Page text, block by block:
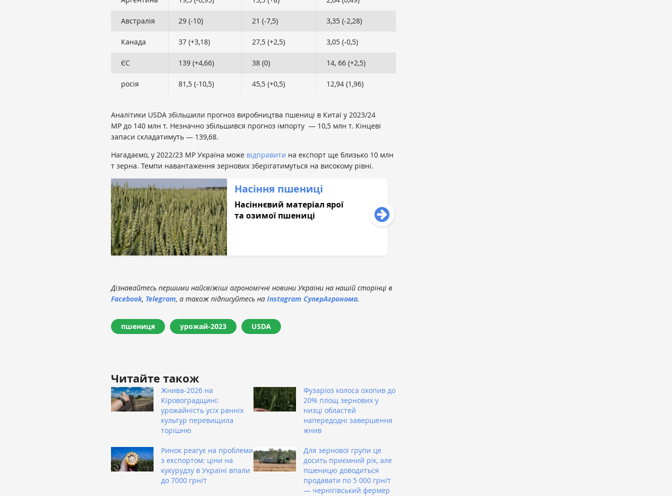
Австралія 29 (-10) 21 (-7,5) 3,35 (-2,28)
Канада 37 (+3,18) 27,5 (+2,5) 3,05 (-0,5)
ЄС 139 (+4,66) 38 (0) 14, 66 (+2,5)
росія 81,5 (-10,5) 45,5 (+0,5) 12,94 (1,96)
Аналітики USDA збільшили прогноз виробництва пшениці в Китаї у 2023/24
МР до 140 млн т. Незначно збільшився прогноз імпорту — 10,5 млн т. Кінцеві
запаси складатимуть — 139,68.
Нагадаємо, у 2022/23 МР Україна може відправити на експорт ще близько 10 млн
т зерна. Темпи навантаження зернових зберігатимуться на високому рівні.
Насіння пшениці
Насіннєвий матеріал ярої
та озимої пшениці
Дізнавайтесь першими найсвіжіші агрономічні новини України на нашій сторінці в
Facebook, Telegram, а також підписуйтесь на Instagram СуперАгронома.
пшениця урожай-2023 USDA
Читайте також
Жнива-2026 на
Кіровоградщині:
урожайність усіх ранніх
культур перевищила
торішню
Фузаріоз колоса охопив до
20% площ зернових у
низці областей
напередодні завершення
жнив
Ринок реагує на проблеми
з експортом: ціни на
кукурудзу в Україні впали
до 7000 грн/т
Для зернової групи це
досить приємний рік, але
пшеницю доводиться
продавати по 5 000 грн/т
— чернігівський фермер